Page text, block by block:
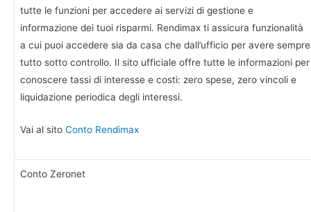
tutte le funzioni per accedere ai servizi di gestione e
informazione dei tuoi risparmi. Rendimax ti assicura funzionalità
a cui puoi accedere sia da casa che dall’ufficio per avere sempre
tutto sotto controllo. Il sito ufficiale offre tutte le informazioni per
conoscere tassi di interesse e costi: zero spese, zero vincoli e
liquidazione periodica degli interessi.
Vai al sito Conto Rendimax
Conto Zeronet